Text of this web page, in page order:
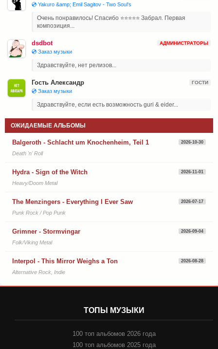
💿 Yakuro &amp; Emil Sagitov - Two Soul's
Очень понравилось! Спасибо ⭐⭐⭐⭐⭐ Забрал. Первая
композиция...
dsdbot АДМИНИСТРАТОРЫ
💿 Заказ музыки
Здравствуйте, нет релизов...
Гость Александр ГОСТИ
💿 Заказ музыки
Здравствуйте, если есть возможность guri & eider...
ОЖИДАЕМЫЕ АЛЬБОМЫ
Balgeroth - Schlacht um Knochenheim, Teil 1 2026-10-30
Death 'n' Roll
Hydra - Sign of the Witch 2026-11-01
Heavy/Doom Metal
The Menzingers - Everything I Ever Saw 2026-07-17
Punk Rock / Pop Punk
Grimner - Stormvingar 2026-09-04
Folk/Viking Metal
Interpol - This Mirror Weighs a Ton 2026-08-28
Alternative Rock, Indie
ТОПЫ МУЗЫКИ
100 топ альбомов 2026 года
100 топ альбомов 2025 года